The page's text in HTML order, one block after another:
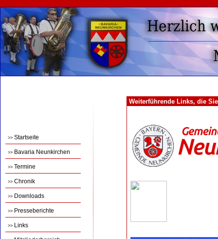
>> Startseite
>> Bavaria Neunkirchen
>> Termine
>> Chronik
>> Downloads
>> Presseberichte
>> Links
Weiterführende Links, die